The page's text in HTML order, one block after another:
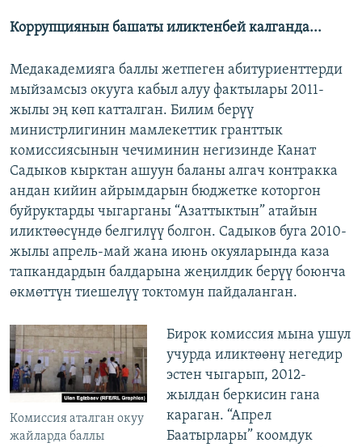
Коррупциянын башаты иликтенбей калганда...
Медакадемияга баллы жетпеген абитуриенттерди
мыйзамсыз окууга кабыл алуу фактылары 2011-
жылы эң көп катталган. Билим берүү
министрлигинин мамлекеттик гранттык
комиссиясынын чечиминин негизинде Канат
Садыков кырктан ашуун баланы алгач контракка
андан кийин айрымдарын бюджетке которгон
буйруктарды чыгарганы “Азаттыктын” атайын
иликтөөсүндө белгилүү болгон. Садыков буга 2010-
жылы апрель-май жана июнь окуяларында каза
тапкандардын балдарына жеңилдик берүү боюнча
өкмөттүн тиешелүү токтомун пайдаланган.
Комиссия аталган окуу
жайларда баллы
Бирок комиссия мына ушул
учурда иликтөөнү негедир
эстен чыгарып, 2012-
жылдан беркисин гана
караган. “Апрел
Баатырлары” коомдук